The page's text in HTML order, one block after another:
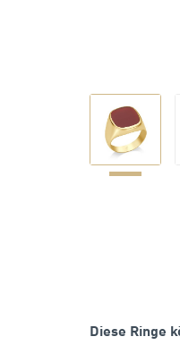
Diese Ringe